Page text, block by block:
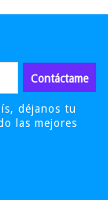
déjanos tu
las mejores